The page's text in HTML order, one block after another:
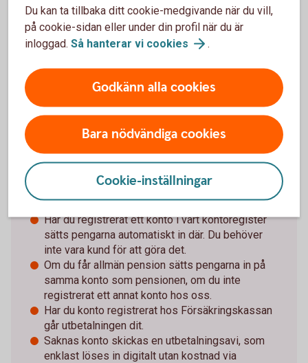
rabatt visas när du är inloggad i internetbanken eller
appen.
Ska du få elstöd?
De flesta får sin utbetalning före sista juni. Det här är
vad som gäller för att få utbetalningen.
Har du registrerat ett konto i vårt kontoregister
sätts pengarna automatiskt in där. Du behöver
inte vara kund för att göra det.
Om du får allmän pension sätts pengarna in på
samma konto som pensionen, om du inte
registrerat ett annat konto hos oss.
Har du konto registrerat hos Försäkringskassan
går utbetalningen dit.
Saknas konto skickas en utbetalningsavi, som
enklast löses in digitalt utan kostnad via
Du kan ta tillbaka ditt cookie-medgivande när du vill,
på cookie-sidan eller under din profil när du är
inloggad. Så hanterar vi cookies .
Godkänn alla cookies
Bara nödvändiga cookies
Cookie-inställningar